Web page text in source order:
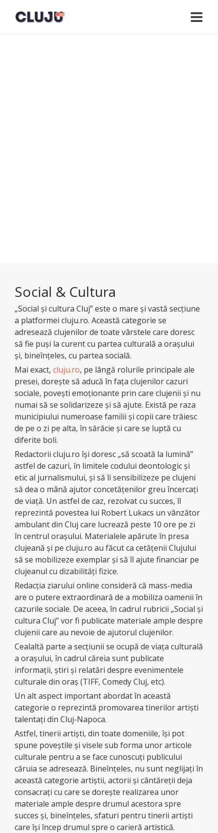
Social & Cultura
„Social şi cultura Cluj” este o mare şi vastă secţiune
a platformei cluju.ro. Această categorie se
adresează clujenilor de toate vârstele care doresc
să fie puşi la curent cu partea culturală a oraşului
şi, bineînţeles, cu partea socială.
Mai exact, cluju.ro, pe lângă rolurile principale ale
presei, doreşte să aducă în faţa clujenilor cazuri
sociale, poveşti emoţionante prin care clujenii şi nu
numai să se solidarizeze şi să ajute. Există pe raza
municipiului numeroase familii şi copii care trăiesc
de pe o zi pe alta, în sărăcie şi care se luptă cu
diferite boli.
Redactorii cluju.ro îşi doresc „să scoată la lumină”
astfel de cazuri, în limitele codului deontologic şi
etic al jurnalismului, şi să îi sensibilizeze pe clujeni
să dea o mână ajutor concetăţenilor greu încercaţi
de viaţă. Un astfel de caz, rezolvat cu succes, îl
reprezintă povestea lui Robert Lukacs un vânzător
ambulant din Cluj care lucrează peste 10 ore pe zi
în centrul oraşului. Materialele apărute în presa
clujeană şi pe cluju.ro au făcut ca cetăţenii Clujului
să se mobilizeze exemplar şi să îl ajute financiar pe
clujeanul cu dizabilităţi fizice.
Redacţia ziarului online consideră că mass-media
are o putere extraordinară de a mobiliza oamenii în
cazurile sociale. De aceea, în cadrul rubricii „Social şi
cultura Cluj” vor fi publicate materiale ample despre
clujenii care au nevoie de ajutorul clujenilor.
Cealaltă parte a secţiunii se ocupă de viaţa culturală
a oraşului, în cadrul căreia sunt publicate
informaţii, ştiri şi relatări despre evenimentele
culturale din oraş (TIFF, Comedy Cluj, etc).
Un alt aspect important abordat în această
categorie o reprezintă promovarea tinerilor artişti
talentaţi din Cluj-Napoca.
Astfel, tinerii artişti, din toate domeniile, îşi pot
spune poveştile şi visele sub forma unor articole
culturale pentru a se face cunoscuţi publicului
căruia se adresează. Bineînţeles, nu sunt neglijaţi în
această categorie artiştii, actorii şi cântăreţii deja
consacraţi cu care se doreşte realizarea unor
materiale ample despre drumul acestora spre
succes şi, bineînţeles, sfaturi pentru tinerii artişti
care îşi încep drumul spre o carieră artistică.